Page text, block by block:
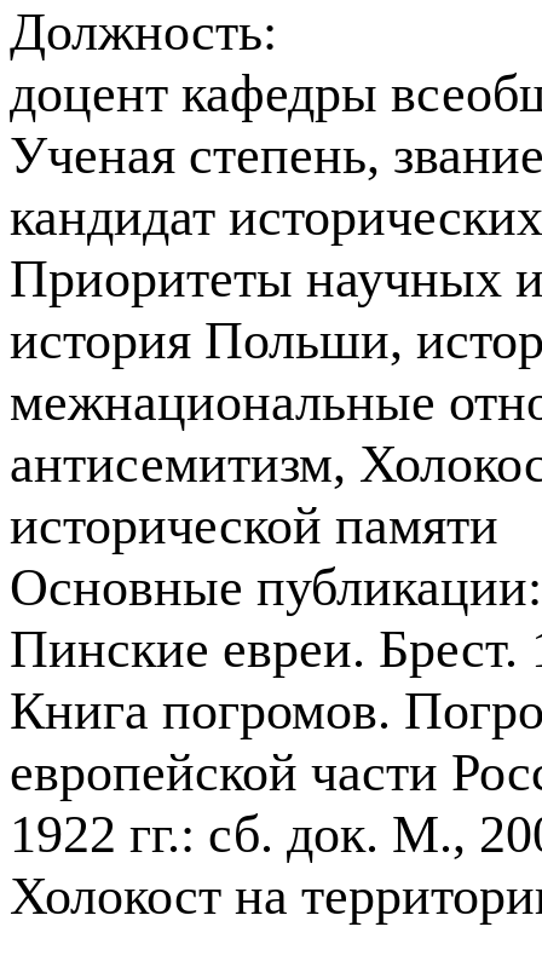
Должность:
доцент кафедры
Ученая степень,
кандидат
Приоритеты научных
история Польши,
межнациональные
антисемитизм,
исторической памяти
Основные
Пинские евреи. Брест.
Книга погромов.
европейской части
1922 гг.: сб. док. М.,
Холокост на